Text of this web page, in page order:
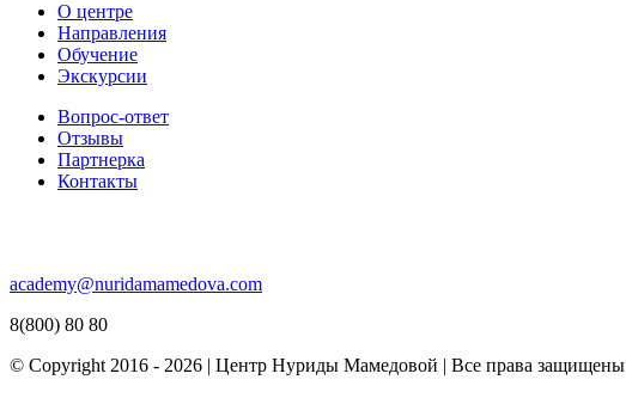
О центре
Направления
Обучение
Экскурсии
Вопрос-ответ
Отзывы
Партнерка
Контакты
academy@nuridamamedova.com
8(800) 80 80
© Copyright 2016 - 2026 | Центр Нуриды Мамедовой | Все права защищены